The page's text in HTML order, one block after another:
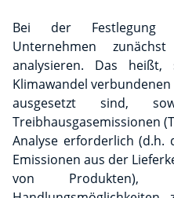
Bei der Festlegung
Unternehmen
analysieren. Das
Klimawandel
ausgesetzt sind,
Treibhausgasemissionen
Analyse erforderlich
Emissionen aus der
von Produkten),